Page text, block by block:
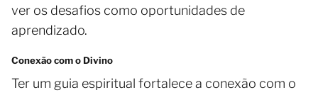
ver os desafios como oportunidades de
aprendizado.
Conexão com o Divino
Ter um guia espiritual fortalece a conexão com o